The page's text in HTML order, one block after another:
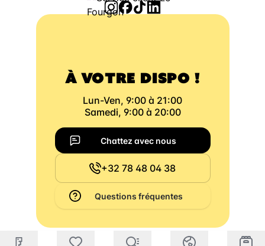
À VOTRE DISPO !
Lun-Ven, 9:00 à 21:00
Samedi, 9:00 à 20:00
Chattez avec nous
+32 78 48 04 38
Questions fréquentes